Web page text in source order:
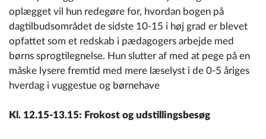
oplægget vil hun redegøre for, hvordan bogen på
dagtilbudsområdet de sidste 10-15 i høj grad er blevet
opfattet som et redskab i pædagogers arbejde med
børns sprogtilegnelse. Hun slutter af med at pege på en
måske lysere fremtid med mere læselyst i de 0-5 åriges
hverdag i vuggestue og børnehave
Kl. 12.15-13.15: Frokost og udstillingsbesøg